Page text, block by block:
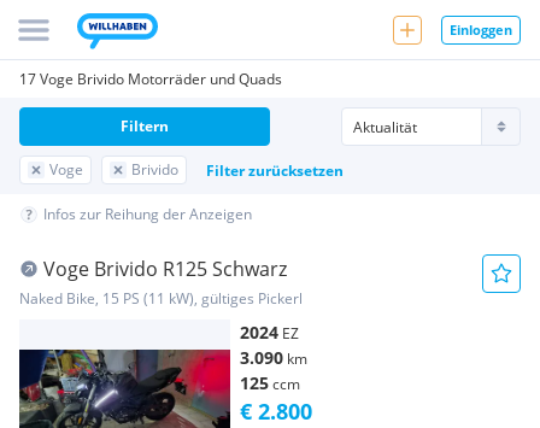
Einloggen
17 Voge Brivido Motorräder und Quads
Voge Brivido Filter zurücksetzen
Filtern
Infos zur Reihung der Anzeigen
Voge Brivido R125 Schwarz
Naked Bike, 15 PS (11 kW), gültiges Pickerl
2024 EZ
3.090 km
125ccm
€ 2.800